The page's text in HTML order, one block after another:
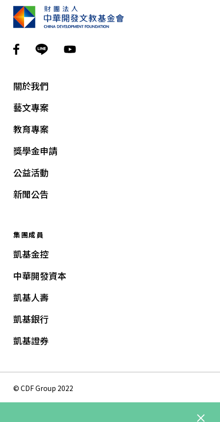
關於我們
藝文專案
教育專案
獎學金申請
公益活動
新聞公告
集團成員
凱基金控
中華開發資本
凱基人壽
凱基銀行
凱基證券
© CDF Group 2022